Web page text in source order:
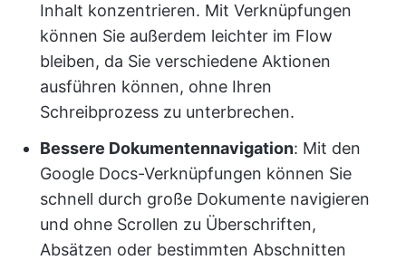
Inhalt konzentrieren. Mit Verknüpfungen
können Sie außerdem leichter im Flow
bleiben, da Sie verschiedene Aktionen
ausführen können, ohne Ihren
Schreibprozess zu unterbrechen.
Bessere Dokumentennavigation: Mit den
Google Docs-Verknüpfungen können Sie
schnell durch große Dokumente navigieren
und ohne Scrollen zu Überschriften,
Absätzen oder bestimmten Abschnitten